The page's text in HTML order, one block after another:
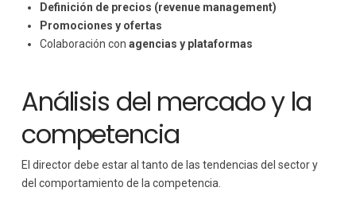
Definición de precios (revenue management)
Promociones y ofertas
Colaboración con agencias y plataformas
Análisis del mercado y la
competencia
El director debe estar al tanto de las tendencias del sector y
del comportamiento de la competencia.